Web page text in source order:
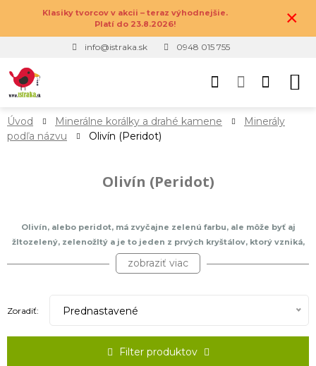
Klasiky tvorcov v akcii – teraz výhodnejšie.
Platí do 23.8.2026!
×
info@istraka.sk 0948 015 755
Úvod Minerálne korálky a drahé kamene
Minerály
podľa názvu
Olivín (Peridot)
Olivín (Peridot)
Olivín, alebo peridot, má zvyčajne zelenú farbu, ale môže byť aj
žltozelený, zelenožltý a je to jeden z prvých kryštálov, ktorý vzniká,
keď chladne magma. Je priehľadný až priesvitný so sklovitým leskom
a tvrdosťou na Mohsovej stupnici niekde medzi 6,5 a 7,0. Je to jediný
však vzácne olivíny (fayality) bohaté na železo, ktoré majú hnedastú
Strelec, Panna, Kozorožec a Váhy. Jeho náleziská sa nachádzajú v
Nórsku, Turecku, Austrálii, Mjanmarsku, Pakistane, Rusku, USA,
zobraziť viac
Filter produktov
Zoradiť: Prednastavené